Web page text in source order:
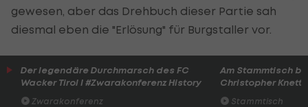
gewesen, aber das Drehbuch dieser Partie sah
diesmal eben die "Erlösung" für Burgstaller vor.
Der legendäre Durchmarsch des FC
Wacker Tirol I #Zwarakonferenz History
Zwarakonferenz
Am Stammtisch
Christopher Knett
Stammtisch